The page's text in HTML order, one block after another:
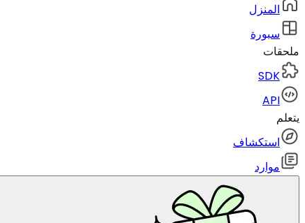
المنزل
سبورة
ملحقات
SDK
API
يتعلم
استكشاف
موارد